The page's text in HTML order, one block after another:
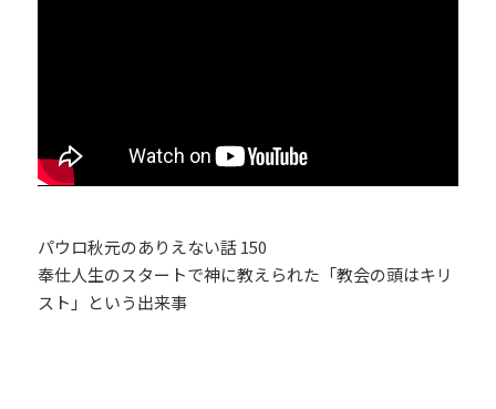
パウロ秋元のありえない話 150
奉仕人生のスタートで神に教えられた「教会の頭はキリ
スト」という出来事